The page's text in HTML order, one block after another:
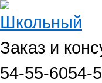
Заказ и
54-55-6054-